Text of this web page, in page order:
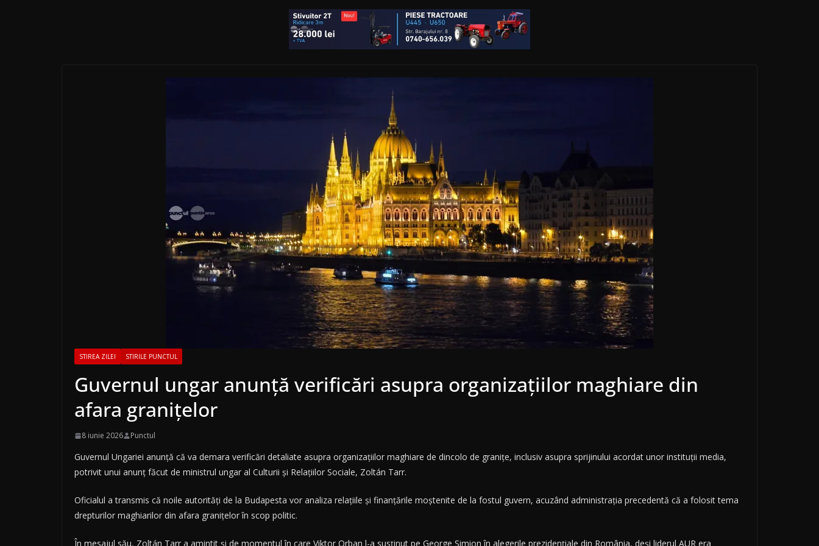
STIREA ZILEI STIRILE PUNCTUL
Guvernul ungar anunță verificări asupra organizațiilor maghiare din
afara granițelor
8 iunie 2026 Punctul
Guvernul Ungariei anunță că va demara verificări detaliate asupra organizațiilor maghiare de dincolo de granițe, inclusiv asupra sprijinului acordat unor instituții media,
potrivit unui anunț făcut de ministrul ungar al Culturii și Relațiilor Sociale, Zoltán Tarr.
Oficialul a transmis că noile autorități de la Budapesta vor analiza relațiile și finanțările moștenite de la fostul guvern, acuzând administrația precedentă că a folosit tema
drepturilor maghiarilor din afara granițelor în scop politic.
În mesajul său, Zoltán Tarr a amintit și de momentul în care Viktor Orban l-a susținut pe George Simion în alegerile prezidențiale din România, deși liderul AUR era